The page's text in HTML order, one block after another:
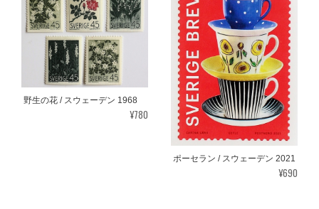
野生の花 / スウェーデン 1968
¥780
ポーセラン / スウェーデン 2021
¥690